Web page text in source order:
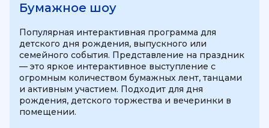
Бумажное шоу
Популярная интерактивная программа для
детского дня рождения, выпускного или
семейного события. Представление на праздник
— это яркое интерактивное выступление с
огромным количеством бумажных лент, танцами
и активным участием. Подходит для дня
рождения, детского торжества и вечеринки в
помещении.